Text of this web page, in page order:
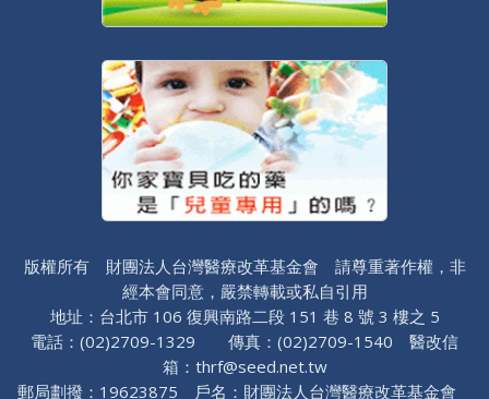
版權所有 財團法人台灣醫療改革基金會 請尊重著作權，非
經本會同意，嚴禁轉載或私自引用
地址：台北市 106 復興南路二段 151 巷 8 號 3 樓之 5
電話：(02)2709-1329 傳真：(02)2709-1540 醫改信
箱：thrf@seed.net.tw
郵局劃撥：19623875 戶名：財團法人台灣醫療改革基金會